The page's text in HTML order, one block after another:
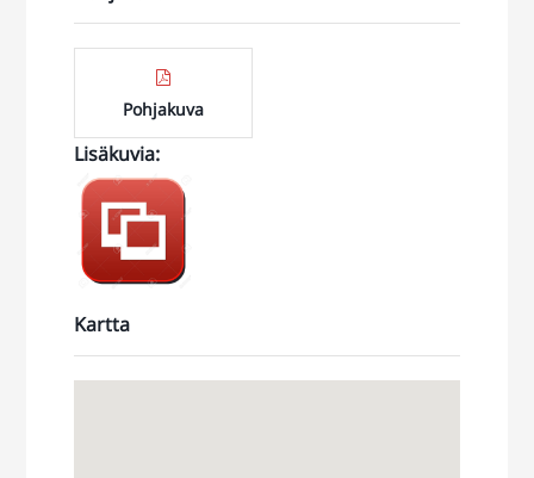
Pohjakuva
Lisäkuvia:
https://jonne.smugmug.com/Toimitilat/TUUSULA/
9-
p%C3%A4%C3%A4ty/i-
9hL4SHm
Kartta